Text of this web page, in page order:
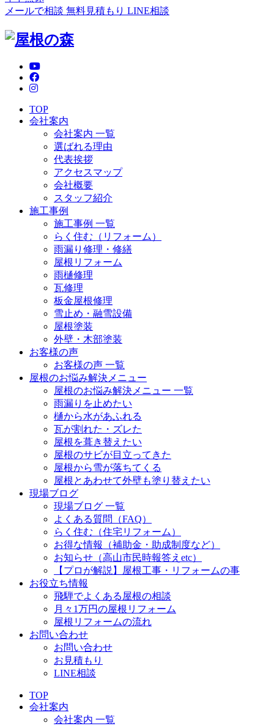
メールで相談 無料見積もり LINE相談
TOP
会社案内
会社案内 一覧
選ばれる理由
代表挨拶
アクセスマップ
会社概要
スタッフ紹介
施工事例
施工事例 一覧
らく住む（リフォーム）
雨漏り修理・修繕
屋根リフォーム
雨樋修理
瓦修理
板金屋根修理
雪止め・融雪設備
屋根塗装
外壁・木部塗装
お客様の声
お客様の声 一覧
屋根のお悩み解決メニュー
屋根のお悩み解決メニュー 一覧
雨漏りを止めたい
樋から水があふれる
瓦が割れた・ズレた
屋根を葺き替えたい
屋根のサビが目立ってきた
屋根から雪が落ちてくる
屋根とあわせて外壁も塗り替えたい
現場ブログ
現場ブログ 一覧
よくある質問（FAQ）
らく住む（住宅リフォーム）
お得な情報（補助金・助成制度など）
お知らせ（高山市民時報答えetc）
【プロが解説】屋根工事・リフォームの事
お役立ち情報
飛騨でよくある屋根の相談
月々1万円の屋根リフォーム
屋根リフォームの流れ
お問い合わせ
お問い合わせ
お見積もり
LINE相談
TOP
会社案内
会社案内 一覧